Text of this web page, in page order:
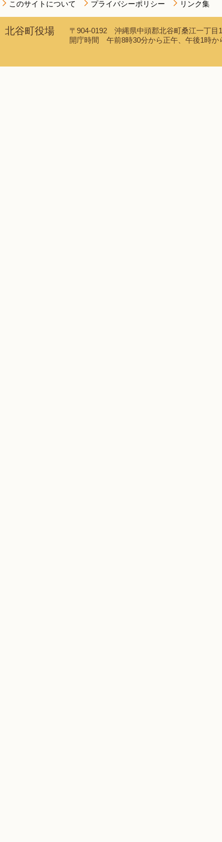
このサイトについて プライバシーポリシー リンク集
北谷町役場
〒904-0192 沖縄県中頭郡北谷町桑江一丁
開庁時間 午前8時30分から正午、午後1時か